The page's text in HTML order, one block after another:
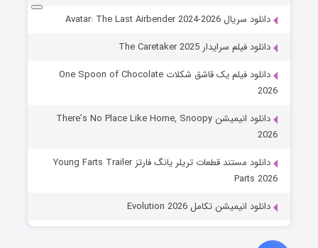
دانلود سریال Avatar: The Last Airbender 2024-2026
دانلود فیلم سرایدار The Caretaker 2025
دانلود فیلم یک قاشق شکلات One Spoon of Chocolate
2026
دانلود انیمیشن There’s No Place Like Home, Snoopy
2026
دانلود مستند قطعات تریلر یانگ فارتز Young Farts Trailer
Parts 2026
دانلود انیمیشن تکامل Evolution 2026